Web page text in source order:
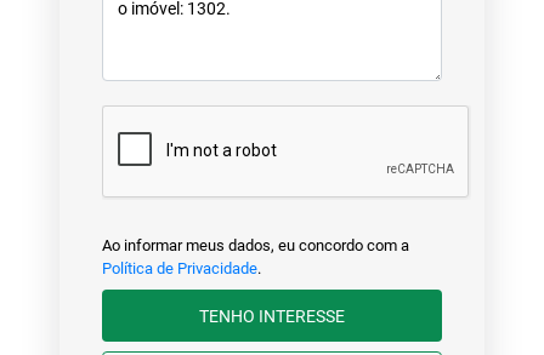
Ao informar meus dados, eu concordo com a
Política de Privacidade.
TENHO INTERESSE